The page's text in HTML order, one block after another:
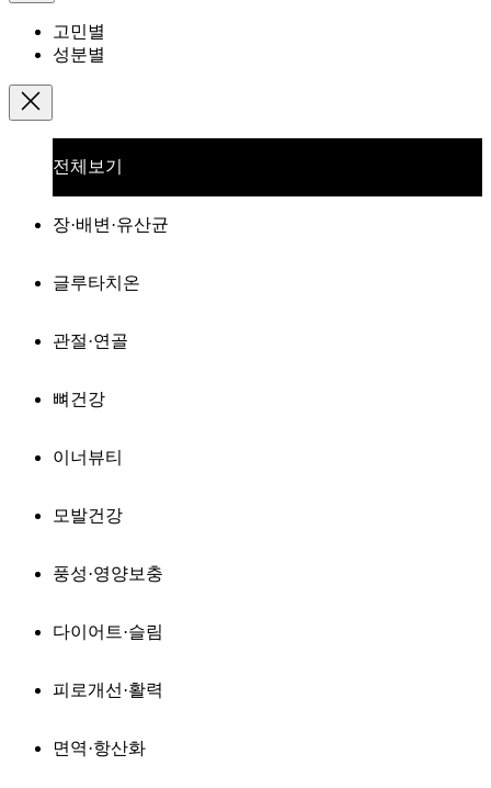
고민별
성분별
전체보기
장·배변·유산균
글루타치온
관절·연골
뼈건강
이너뷰티
모발건강
풍성·영양보충
다이어트·슬림
피로개선·활력
면역·항산화